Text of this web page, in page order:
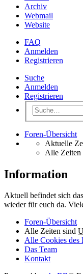
Archiv
Webmail
Website
FAQ
Anmelden
Registrieren
Suche
Anmelden
Registrieren
Foren-Übersicht
Aktuelle
Alle Zeiten
Information
Aktuell befindet sich
wieder für euch da.
Foren-Übersicht
Alle Zeiten sind
Alle Cookies des
Das Team
Kontakt